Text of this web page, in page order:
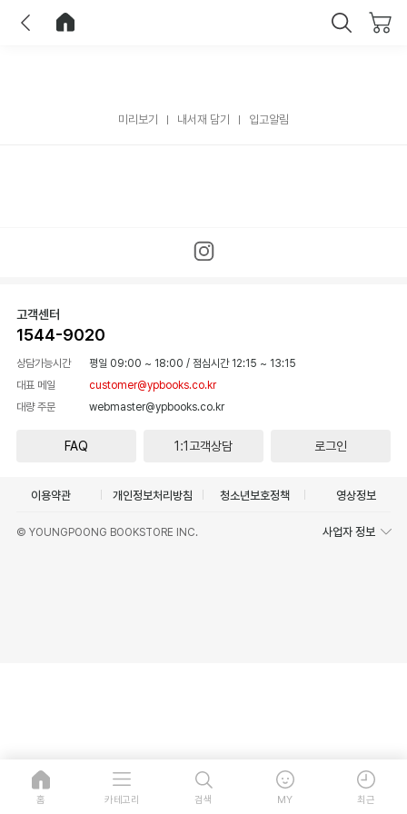
미리보기 내서재 담기 입고알림
고객센터
1544-9020
상담가능시간 평일 09:00 ~ 18:00 / 점심시간 12:15 ~ 13:15
대표 메일
customer@ypbooks.co.kr
대량 주문
webmaster@ypbooks.co.kr
FAQ 1:1고객상담 로그인
이용약관 개인정보처리방침 청소년보호정책 영상정보
© YOUNGPOONG BOOKSTORE INC. 사업자 정보
홈 카테고리 검색 MY 최근